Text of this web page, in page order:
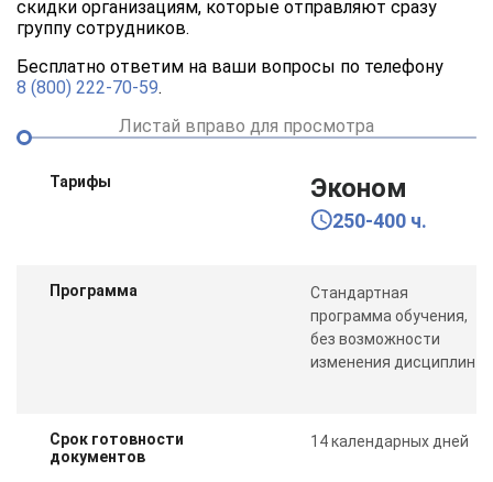
скидки организациям, которые отправляют сразу
группу сотрудников.
Бесплатно ответим на ваши вопросы по телефону
8 (800) 222-70-59.
Листай вправо для просмотра
Тарифы Эконом
250-400 ч.
Программа
Стандартная
программа обучения,
без возможности
изменения дисциплин
Срок готовности
документов
14 календарных дней